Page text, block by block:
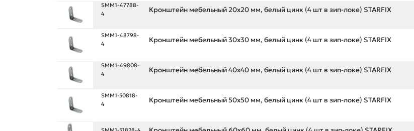
SMM1-47788-
4
Кронштейн мебельный 20х20 мм, белый цинк (4 шт в зип-локе) STARFIX
SMM1-48798-
4
Кронштейн мебельный 30х30 мм, белый цинк (4 шт в зип-локе) STARFIX
SMM1-49808-
4
Кронштейн мебельный 40х40 мм, белый цинк (4 шт в зип-локе) STARFIX
SMM1-50818-
4
Кронштейн мебельный 50х50 мм, белый цинк (4 шт в зип-локе) STARFIX